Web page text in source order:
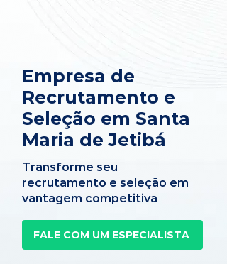
Empresa de
Recrutamento e
Seleção em Santa
Maria de Jetibá
Transforme seu
recrutamento e seleção em
vantagem competitiva
FALE COM UM ESPECIALISTA